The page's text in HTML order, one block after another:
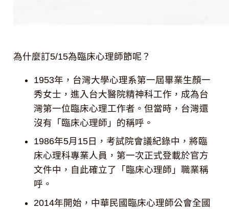
為什麼訂5/15為臨床心理師節呢？
1953年，台灣大學心理系第一屆畢業生顏一
秀女士，進入台大醫院精神科工作，成為台
灣第一位臨床心理工作者。但當時，台灣還
沒有「臨床心理師」的稱呼。
1986年5月15日，考試院會議紀錄中，將臨
床心理科專業人員，第一次正式登載於官方
文件中，自此確立了「臨床心理師」職業稱
呼。
2014年開始，中華民國臨床心理師公會全國